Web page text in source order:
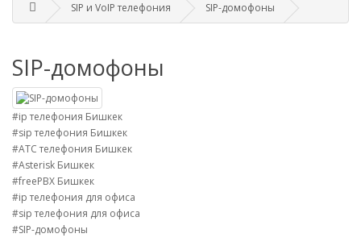
Наш адрес
Посмотреть адрес в 2GIS
SIP и VoIP телефония SIP-домофоны
SIP-домофоны
#ip телефония Бишкек
#sip телефония Бишкек
#АТС телефония Бишкек
#Asterisk Бишкек
#freePBX Бишкек
#ip телефония для офиса
#sip телефония для офиса
#SIP-домофоны